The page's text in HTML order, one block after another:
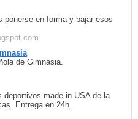
ponerse en forma y bajar esos
de Gimnasia.
deportivos made in USA de la
Entrega en 24h.